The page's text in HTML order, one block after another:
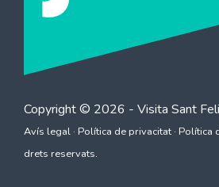
Copyright © 2026 - Visita Sant
Avís legal · Política de privacitat · Política
drets reservats.